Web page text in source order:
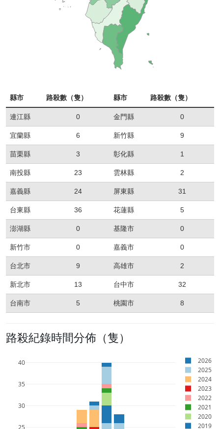
縣市 路殺數（隻） 縣市 路殺數（隻）
連江縣 0 金門縣 0
宜蘭縣 6 新竹縣 9
苗栗縣 3 彰化縣 1
南投縣 23 雲林縣 2
嘉義縣 24 屏東縣 31
台東縣 36 花蓮縣 5
澎湖縣 0 基隆市 0
新竹市 0 嘉義市 0
台北市 9 高雄市 2
新北市 13 台中市 32
台南市 5 桃園市 8
路殺紀錄時間分佈（隻）
25
30
35
40
2026
2025
2024
2023
2022
2021
2020
2019